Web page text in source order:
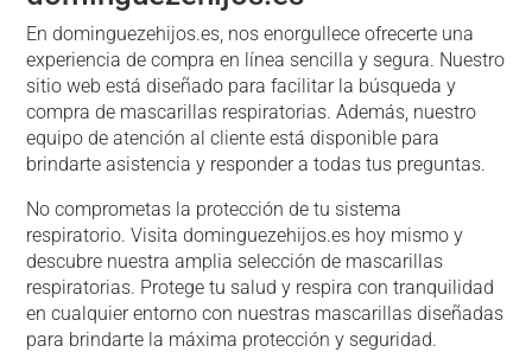
En dominguezehijos.es, nos enorgullece ofrecerte una
experiencia de compra en línea sencilla y segura. Nuestro
sitio web está diseñado para facilitar la búsqueda y
compra de mascarillas respiratorias. Además, nuestro
equipo de atención al cliente está disponible para
brindarte asistencia y responder a todas tus preguntas.
No comprometas la protección de tu sistema
respiratorio. Visita dominguezehijos.es hoy mismo y
descubre nuestra amplia selección de mascarillas
respiratorias. Protege tu salud y respira con tranquilidad
en cualquier entorno con nuestras mascarillas diseñadas
para brindarte la máxima protección y seguridad.